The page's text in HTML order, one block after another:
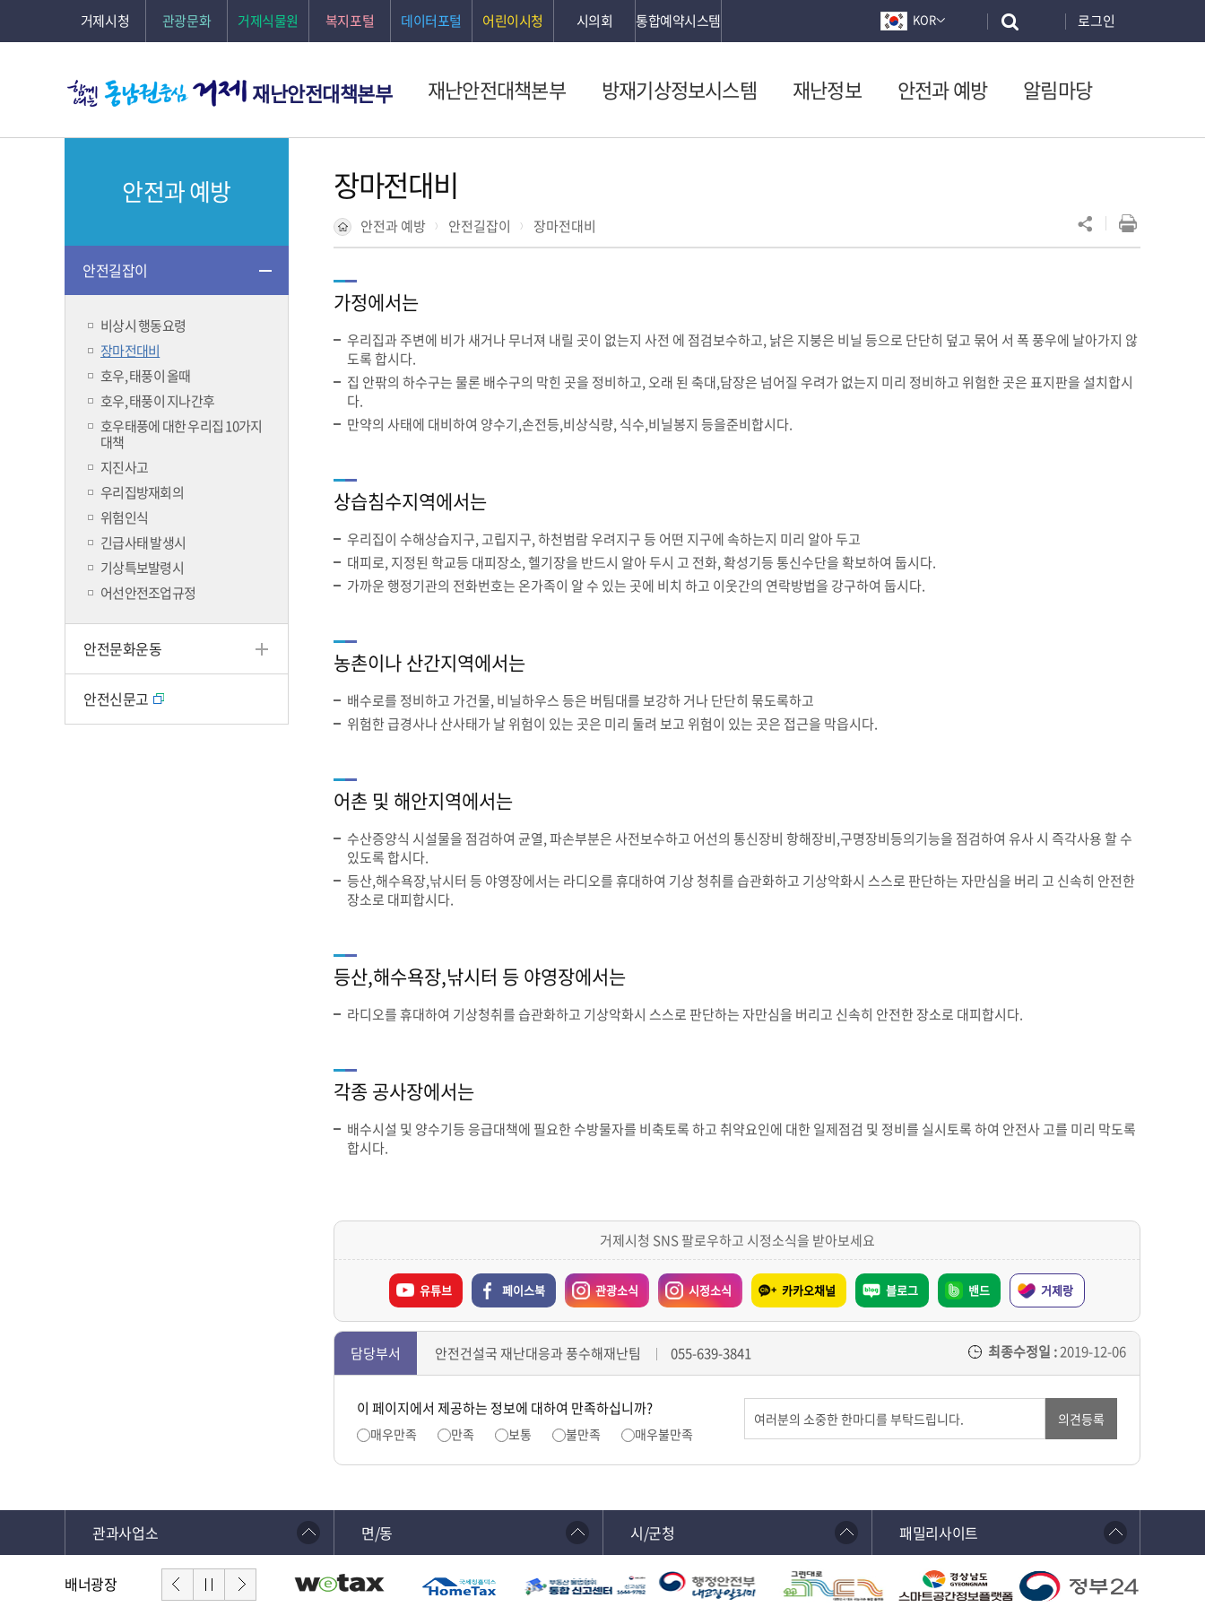
거제시청 관광문화 거제식물원 복지포털 데이터포털 어린이시청 시의회 통합예약시스템 KOR 로그인
재난안전대책본부 재난안전대책본부 방재기상정보시스템 재난정보 안전과 예방 알림마당
안전과 예방
안전길잡이
비상시 행동요령
장마전대비
호우, 태풍이 올때
호우, 태풍이 지나간후
호우태풍에 대한 우리집 10가지
대책
지진사고
우리집방재회의
위험인식
긴급사태 발생시
기상특보발령시
어선안전조업규정
안전문화운동
안전신문고
장마전대비
안전과 예방 안전길잡이 장마전대비
가정에서는
우리집과 주변에 비가 새거나 무너져 내릴 곳이 없는지 사전 에 점검보수하고, 낡은 지붕은 비닐 등으로 단단히 덮고 묶어 서 폭 풍우에 날아가지 않
도록 합시다.
집 안팎의 하수구는 물론 배수구의 막힌 곳을 정비하고, 오래 된 축대,담장은 넘어질 우려가 없는지 미리 정비하고 위험한 곳은 표지판을 설치합시
다.
만약의 사태에 대비하여 양수기,손전등,비상식량, 식수,비닐봉지 등을준비합시다.
상습침수지역에서는
우리집이 수해상습지구, 고립지구, 하천범람 우려지구 등 어떤 지구에 속하는지 미리 알아 두고
대피로, 지정된 학교등 대피장소, 헬기장을 반드시 알아 두시 고 전화, 확성기등 통신수단을 확보하여 둡시다.
가까운 행정기관의 전화번호는 온가족이 알 수 있는 곳에 비치 하고 이웃간의 연락방법을 강구하여 둡시다.
농촌이나 산간지역에서는
배수로를 정비하고 가건물, 비닐하우스 등은 버팀대를 보강하 거나 단단히 묶도록하고
위험한 급경사나 산사태가 날 위험이 있는 곳은 미리 둘려 보고 위험이 있는 곳은 접근을 막읍시다.
어촌 및 해안지역에서는
수산증양식 시설물을 점검하여 균열, 파손부분은 사전보수하고 어선의 통신장비 항해장비,구명장비등의기능을 점검하여 유사 시 즉각사용 할 수
있도록 합시다.
등산,해수욕장,낚시터 등 야영장에서는 라디오를 휴대하여 기상 청취를 습관화하고 기상악화시 스스로 판단하는 자만심을 버리 고 신속히 안전한
장소로 대피합시다.
등산,해수욕장,낚시터 등 야영장에서는
라디오를 휴대하여 기상청취를 습관화하고 기상악화시 스스로 판단하는 자만심을 버리고 신속히 안전한 장소로 대피합시다.
각종 공사장에서는
배수시설 및 양수기등 응급대책에 필요한 수방물자를 비축토록 하고 취약요인에 대한 일제점검 및 정비를 실시토록 하여 안전사 고를 미리 막도록
합시다.
거제시청 SNS 팔로우하고 시정소식을 받아보세요
유튜브 페이스북 관광소식 시정소식 카카오채널 블로그 밴드 거제랑
담당부서 안전건설국 재난대응과 풍수해재난팀 055-639-3841 최종수정일 :2019-12-06
이 페이지에서 제공하는 정보에 대하여 만족하십니까?
매우만족 만족 보통 불만족 매우불만족
의견등록
관과사업소 면/동 시/군청 패밀리사이트
배너광장